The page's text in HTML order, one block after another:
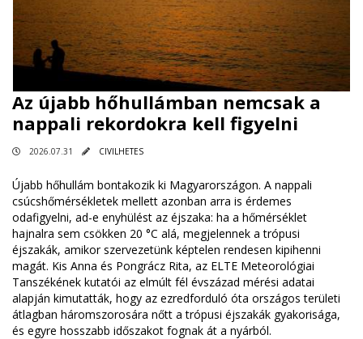
Az újabb hőhullámban nemcsak a
nappali rekordokra kell figyelni
2026.07.31 CIVILHETES
Újabb hőhullám bontakozik ki Magyarországon. A nappali
csúcshőmérsékletek mellett azonban arra is érdemes
odafigyelni, ad-e enyhülést az éjszaka: ha a hőmérséklet
hajnalra sem csökken 20 °C alá, megjelennek a trópusi
éjszakák, amikor szervezetünk képtelen rendesen kipihenni
magát. Kis Anna és Pongrácz Rita, az ELTE Meteorológiai
Tanszékének kutatói az elmúlt fél évszázad mérési adatai
alapján kimutatták, hogy az ezredforduló óta országos területi
átlagban háromszorosára nőtt a trópusi éjszakák gyakorisága,
és egyre hosszabb időszakot fognak át a nyárból.